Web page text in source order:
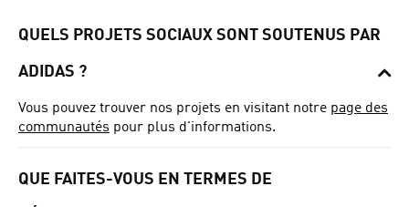
QUELS PROJETS SOCIAUX SONT SOUTENUS PAR
ADIDAS ?
Vous pouvez trouver nos projets en visitant notre page des
communautés pour plus d'informations.
QUE FAITES-VOUS EN TERMES DE